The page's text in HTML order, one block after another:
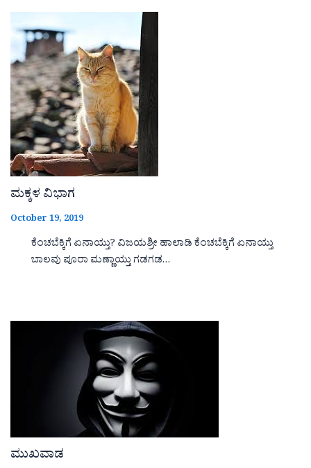
ಮಕ್ಕಳ ವಿಭಾಗ
October 19, 2019
ಕೆಂಚಬೆಕ್ಕಿಗೆ ಏನಾಯ್ತು? ವಿಜಯಶ್ರೀ ಹಾಲಾಡಿ ಕೆಂಚಬೆಕ್ಕಿಗೆ ಏನಾಯ್ತು
ಬಾಲವು ಪೂರಾ ಮಣ್ಣಾಯ್ತು ಗಡಗಡ…
ಮುಖವಾಡ